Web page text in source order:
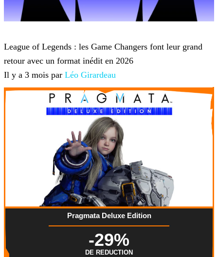
League of Legends : les Game Changers font leur grand
retour avec un format inédit en 2026
Il y a 3 mois par Léo Girardeau
Pragmata Deluxe Edition
-29%
DE REDUCTION